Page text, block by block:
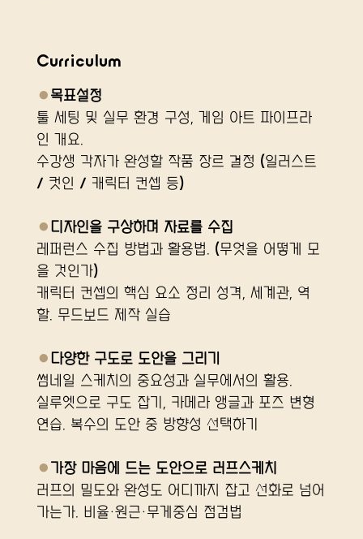
Curriculum
● 목표설정
툴 세팅 및 실무 환경 구성, 게임 아트 파이프라
인 개요.
수강생 각자가 완성할 작품 장르 결정 (일러스트
/ 컷인 / 캐릭터 컨셉 등)
● 디자인을 구상하며 자료를 수집
레퍼런스 수집 방법과 활용법. (무엇을 어떻게 모
을 것인가)
캐릭터 컨셉의 핵심 요소 정리 성격, 세계관, 역
할. 무드보드 제작 실습
● 다양한 구도로 도안을 그리기
썸네일 스케치의 중요성과 실무에서의 활용.
실루엣으로 구도 잡기, 카메라 앵글과 포즈 변형
연습. 복수의 도안 중 방향성 선택하기
●
가장 마음에 드는 도안으로 러프스케치
러프의 밀도와 완성도 어디까지 잡고 선화로 넘어
가는가. 비율·원근·무게중심 점검법